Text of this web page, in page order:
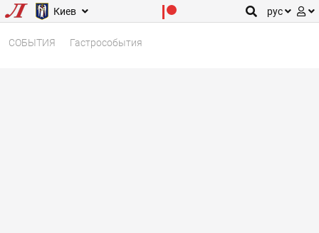
Киев рус
СОБЫТИЯ Гастрособытия